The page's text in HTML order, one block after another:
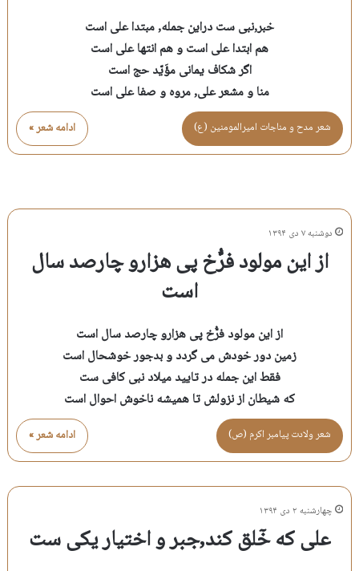
خبر,نبی ست دراین جمله, مبتدا علی است
هم ابتدا علی است و هم انتها علی است
اگر شکاف یمانی مؤَیّد حج است
منا و مشعر علی, مروه و صفا علی است
ادامه شعر » شعر مدح و مناجات اميرالمومنين (ع)
دوشنبه ۷ دی ۱۳۹۴
از این مولود فرُّخ پی هزارو چارصد سال
است
از این مولود فرُّخ پی هزارو چارصد سال است
زمین دور خودش می گردد و بدجور خوشحال است
فقط این جمله در تایید میلاد نبی کافی ست
که شیطان از نزولش تا همیشه ناخوش احوال است
ادامه شعر » شعر ولادت پيامبر اكرم (ص)
چهارشنبه ۲ دی ۱۳۹۴
علی که خٓلق کند,جبر و اختیار یکی ست